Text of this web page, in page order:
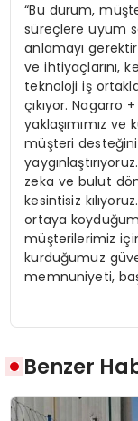
“Bu durum,
süreçlere uyum
anlamayı
ve ihtiyaçlarını,
teknoloji iş
çıkıyor. Nagarro
yaklaşımımız
müşteri
zeka ve bulut
kesintisiz
ortaya
müşterilerimiz
kurduğumuz
memnuniyeti,
Benzer